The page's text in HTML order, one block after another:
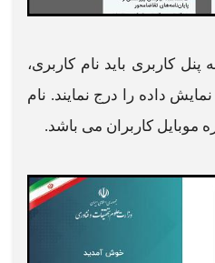
پنل کاربری باید نام کاربری،
داده را درج نمایند. نام
موبایل کاربران می باشد.